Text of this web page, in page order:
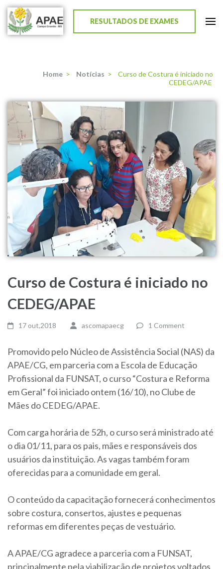
APAE de Campo Grande
RESULTADOS DE EXAMES
Home > Notícias >
Curso de Costura é iniciado no
CEDEG/APAE
Curso de Costura é iniciado no
CEDEG/APAE
17 out,2018 ascomapaecg 1 Comment
Promovido pelo Núcleo de Assistência Social (NAS) da
APAE/CG, em parceria com a Escola de Educação
Profissional da FUNSAT, o curso “Costura e Reforma
em Geral” foi iniciado ontem (16/10), no Clube de
Mães do CEDEG/APAE.
Com carga horária de 52h, o curso será ministrado até
o dia 01/11, para os pais, mães e responsáveis dos
usuários da instituição. As vagas também foram
oferecidas para a comunidade em geral.
O conteúdo da capacitação fornecerá conhecimentos
sobre costura, consertos, ajustes e pequenas
reformas em diferentes peças de vestuário.
A APAE/CG agradece a parceria com a FUNSAT,
principalmente pela viabilização de projetos voltados